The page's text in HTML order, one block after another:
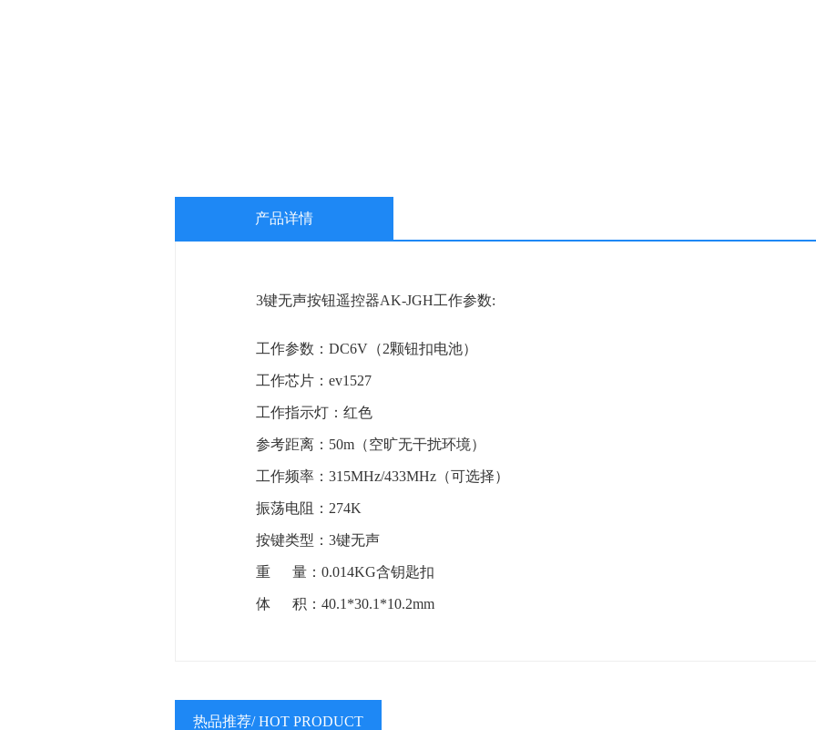
产品详情
3键无声按钮遥控器AK-JGH工作参数:
工作参数：DC6V（2颗钮扣电池）
工作芯片：ev1527
工作指示灯：红色
参考距离：50m（空旷无干扰环境）
工作频率：315MHz/433MHz（可选择）
振荡电阻：274K
按键类型：3键无声
重 量：0.014KG含钥匙扣
体 积：40.1*30.1*10.2mm
热品推荐/ HOT PRODUCT